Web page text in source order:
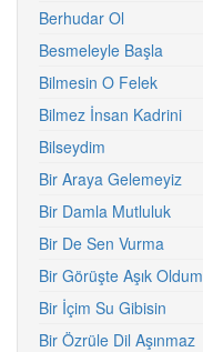
Berhudar Ol
Besmeleyle Başla
Bilmesin O Felek
Bilmez İnsan Kadrini
Bilseydim
Bir Araya Gelemeyiz
Bir Damla Mutluluk
Bir De Sen Vurma
Bir Görüşte Aşık Oldum
Bir İçim Su Gibisin
Bir Özrüle Dil Aşınmaz